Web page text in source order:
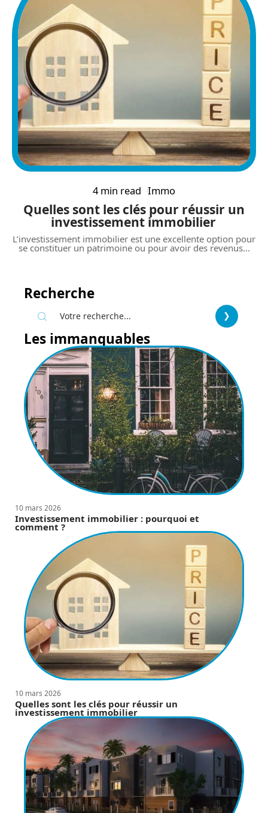
4 min read Immo
Quelles sont les clés pour réussir un
investissement immobilier
L’investissement immobilier est une excellente option pour
se constituer un patrimoine ou pour avoir des revenus…
Recherche
Les immanquables
10 mars 2026
Investissement immobilier : pourquoi et
comment ?
10 mars 2026
Quelles sont les clés pour réussir un
investissement immobilier